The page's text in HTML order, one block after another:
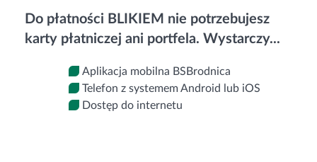
Do płatności BLIKIEM nie potrzebujesz
karty płatniczej ani portfela. Wystarczy...
Aplikacja mobilna BSBrodnica
Telefon z systemem Android lub iOS
Dostęp do internetu